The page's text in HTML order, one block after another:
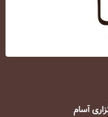
آسام